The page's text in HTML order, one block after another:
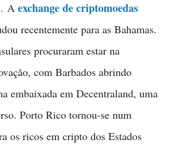
A exchange de criptomoedas
recentemente para as Bahamas.
procuraram estar na
com Barbados abrindo
embaixada em Decentraland, uma
Porto Rico tornou-se num
os ricos em cripto dos Estados